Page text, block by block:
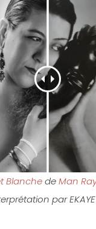
BlanchedeMan
par